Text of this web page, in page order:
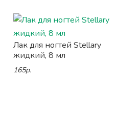
Лак для ногтей Stellary
жидкий, 8 мл
165р.